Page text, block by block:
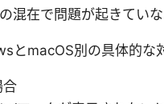
混在で問題が起きてい
とmacOS別の具体的な